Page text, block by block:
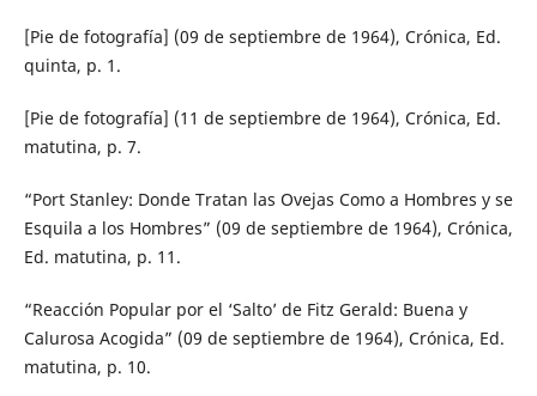
[Pie de fotografía] (09 de septiembre de 1964), Crónica, Ed.
quinta, p. 1.
[Pie de fotografía] (11 de septiembre de 1964), Crónica, Ed.
matutina, p. 7.
“Port Stanley: Donde Tratan las Ovejas Como a Hombres y se
Esquila a los Hombres” (09 de septiembre de 1964), Crónica,
Ed. matutina, p. 11.
“Reacción Popular por el ‘Salto’ de Fitz Gerald: Buena y
Calurosa Acogida” (09 de septiembre de 1964), Crónica, Ed.
matutina, p. 10.